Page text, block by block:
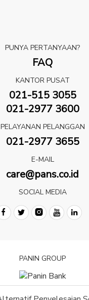
PUNYA PERTANYAAN?
FAQ
KANTOR PUSAT
021-515 3055
021-2977 3600
PELAYANAN PELANGGAN
021-2977 3655
E-MAIL
care@pans.co.id
SOCIAL MEDIA
PANIN GROUP